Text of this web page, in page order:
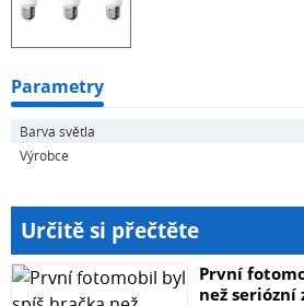
Parametry
Barva světla
Výrobce
Určitě si přečtěte
První
než seriózní